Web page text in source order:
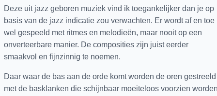
Deze uit jazz geboren muziek vind ik toegankelijker dan je op
basis van de jazz indicatie zou verwachten. Er wordt af en toe
wel gespeeld met ritmes en melodieën, maar nooit op een
onverteerbare manier. De composities zijn juist eerder
smaakvol en fijnzinnig te noemen.
Daar waar de bas aan de orde komt worden de oren gestreeld
met de basklanken die schijnbaar moeiteloos voorzien